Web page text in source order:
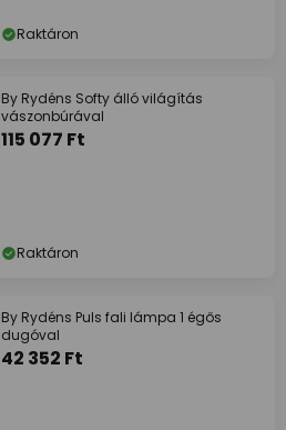
Raktáron
By Rydéns Softy álló világítás
vászonbúrával
115 077 Ft
Raktáron
By Rydéns Puls fali lámpa 1 égős
dugóval
42 352 Ft